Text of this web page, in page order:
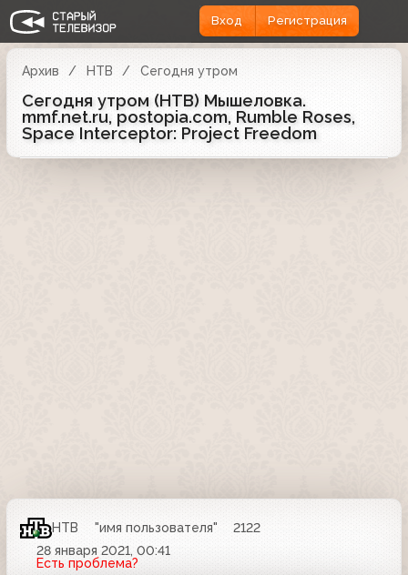
Вход Регистрация
Архив НТВ Сегодня утром
Сегодня утром (НТВ) Мышеловка.
mmf.net.ru, postopia.com, Rumble Roses,
Space Interceptor: Project Freedom
НТВ "имя пользователя"
2122
28 января 2021, 00:41
Есть проблема?